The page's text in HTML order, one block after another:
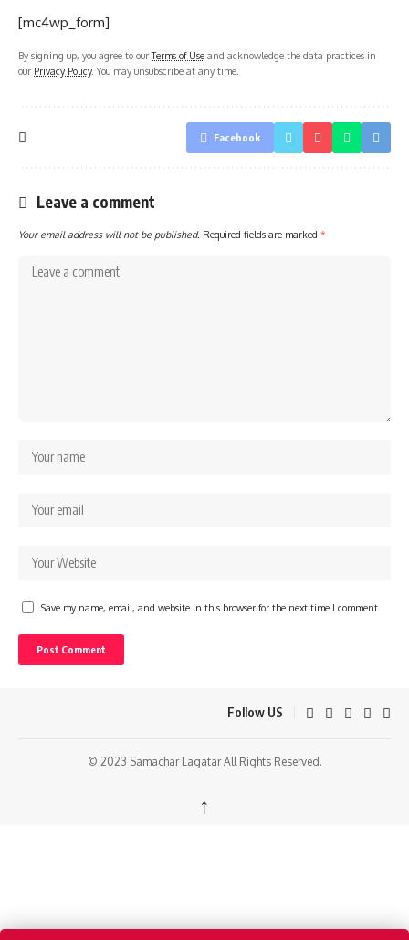
[mc4wp_form]
By signing up, you agree to ourTerms of Use and acknowledge the data practices in
our Privacy Policy. You may unsubscribe at any time.
Facebook
Leave a comment
Your email address will not be published. Required fields are marked *
Save my name, email, and website in this browser for the next time I comment.
Follow US
© 2023 Samachar Lagatar All Rights Reserved.
↑